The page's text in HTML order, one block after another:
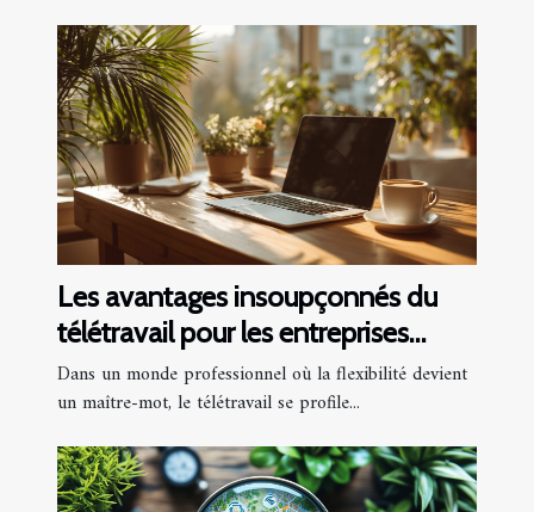
Les avantages insoupçonnés du
télétravail pour les entreprises
modernes
Dans un monde professionnel où la flexibilité devient
un maître-mot, le télétravail se profile...